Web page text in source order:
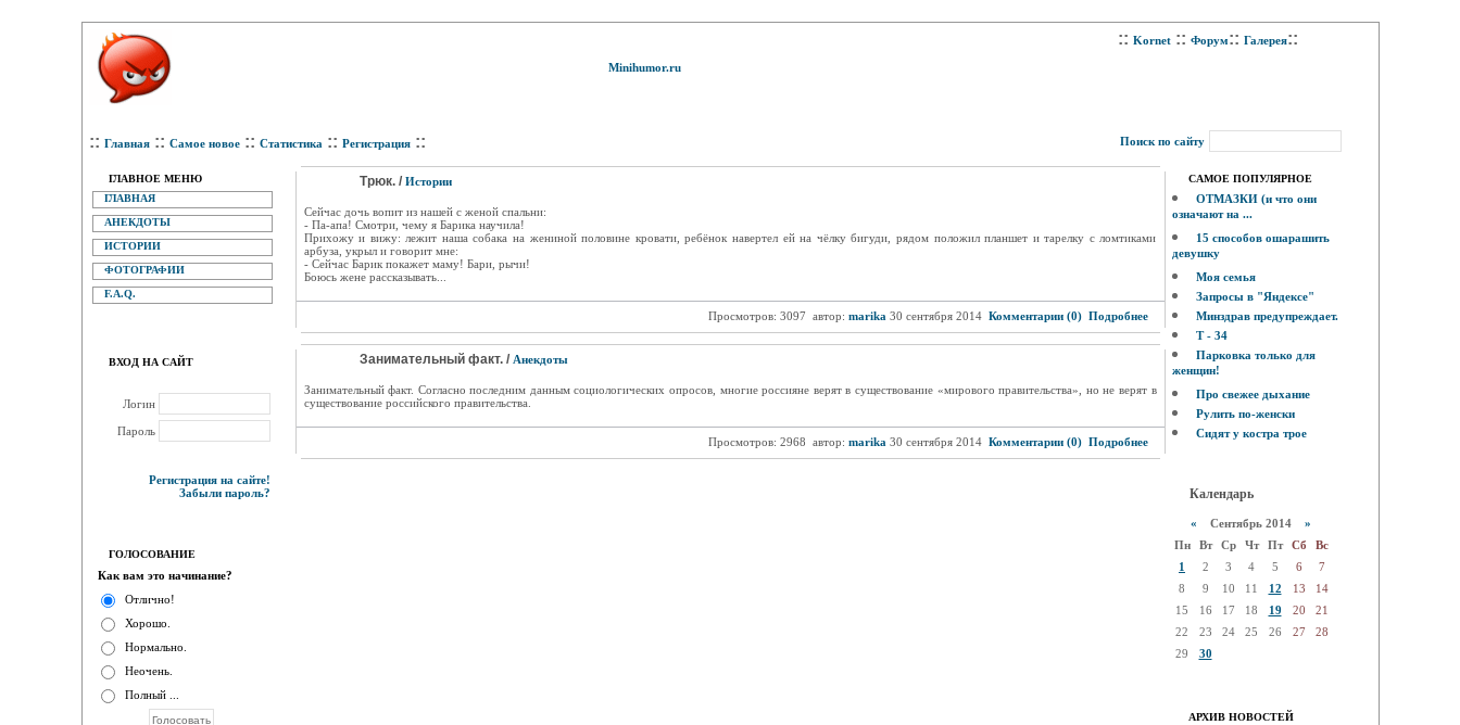
Minihumor.ru
:: Kornet :: Форум:: Галерея::
:: Главная :: Самое новое :: Статистика :: Регистрация :: Поиск по сайту
ГЛАВНОЕ МЕНЮ
ГЛАВНАЯ
АНЕКДОТЫ
ИСТОРИИ
ФОТОГРАФИИ
F.A.Q.
ВХОД НА САЙТ
Логин
Пароль
Регистрация на сайте!
Забыли пароль?
ГОЛОСОВАНИЕ
Как вам это начинание?
Отлично!
Хорошо.
Нормально.
Неочень.
Полный ...
Трюк. / Истории
Сейчас дочь вопит из нашей с женой спальни:
- Па-апа! Смотри, чему я Барика научила!
Прихожу и вижу: лежит наша собака на жениной половине кровати, ребёнок навертел ей на чёлку бигуди, рядом положил планшет и тарелку с ломтиками
арбуза, укрыл и говорит мне:
- Сейчас Барик покажет маму! Бари, рычи!
Боюсь жене рассказывать...
Просмотров: 3097 автор: marika 30 сентября 2014 Комментарии (0) Подробнее
Занимательный факт. / Анекдоты
Занимательный факт. Согласно последним данным социологических опросов, многие россияне верят в существование «мирового правительства», но не верят в
существование российского правительства.
Просмотров: 2968 автор: marika 30 сентября 2014 Комментарии (0) Подробнее
САМОЕ ПОПУЛЯРНОЕ
ОТМАЗКИ (и что они
означают на ...
15 способов ошарашить
девушку
Моя семья
Запросы в "Яндексе"
Минздрав предупреждает.
Т - 34
Парковка только для
женщин!
Про свежее дыхание
Рулить по-женски
Сидят у костра трое
Календарь
« Сентябрь 2014 »
Пн
Вт Ср Чт Пт Сб
Вс
1
2 3 4 5 6
7
8
9 10 11 12 13
14
15
16 17 18 19 20
21
22
23 24 25 26 27
28
29
30
АРХИВ НОВОСТЕЙ